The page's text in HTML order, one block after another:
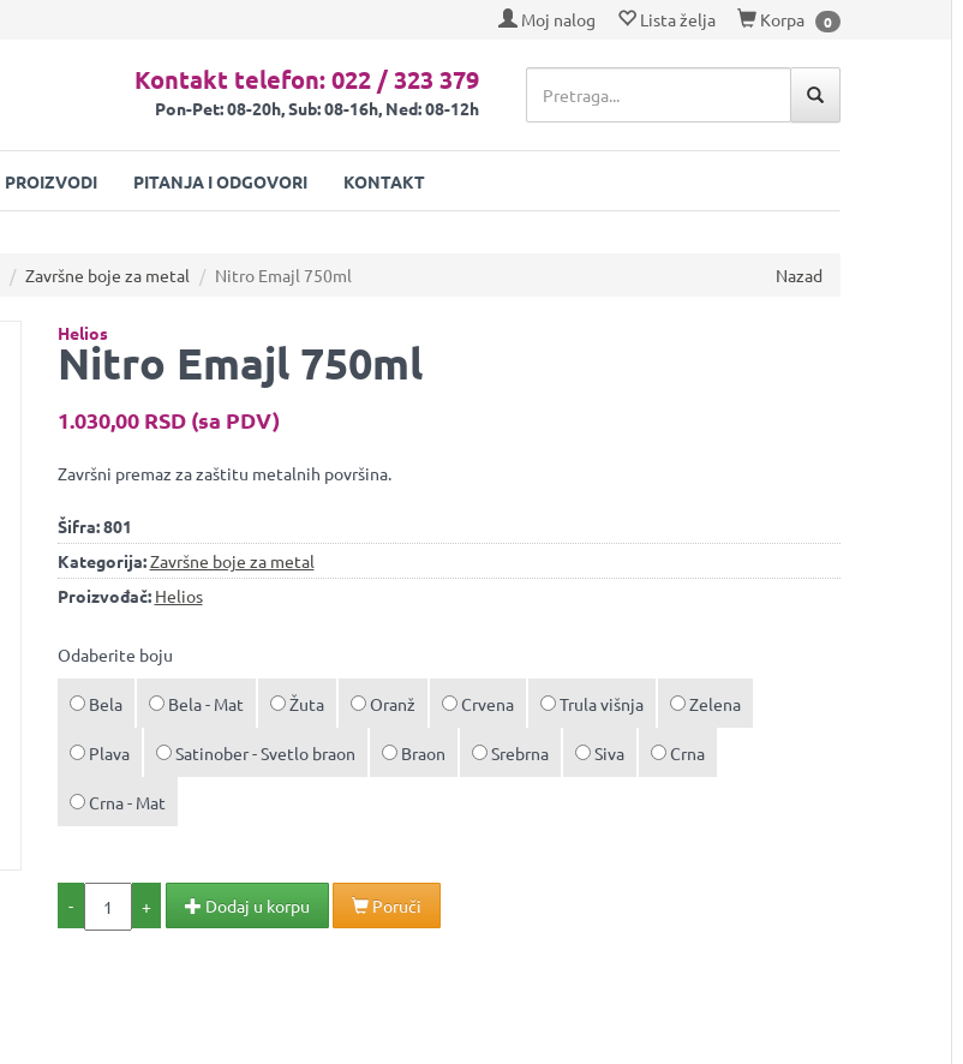
Moj nalog Lista želja Korpa 0
Kontakt telefon: 022 / 323 379
Pon-Pet: 08-20h, Sub: 08-16h, Ned: 08-12h
PROIZVODI PITANJA I ODGOVORI KONTAKT
Završne boje za metal Nitro Emajl 750ml Nazad
Helios
Nitro Emajl 750ml
1.030,00 RSD (sa PDV)
Završni premaz za zaštitu metalnih površina.
Šifra:801
Kategorija:Završne boje za metal
Proizvođač: Helios
Odaberite boju
Bela Bela - Mat Žuta Oranž Crvena Trula višnja Zelena
Plava Satinober - Svetlo braon Braon Srebrna Siva Crna
Crna - Mat
- + Dodaj u korpu Poruči